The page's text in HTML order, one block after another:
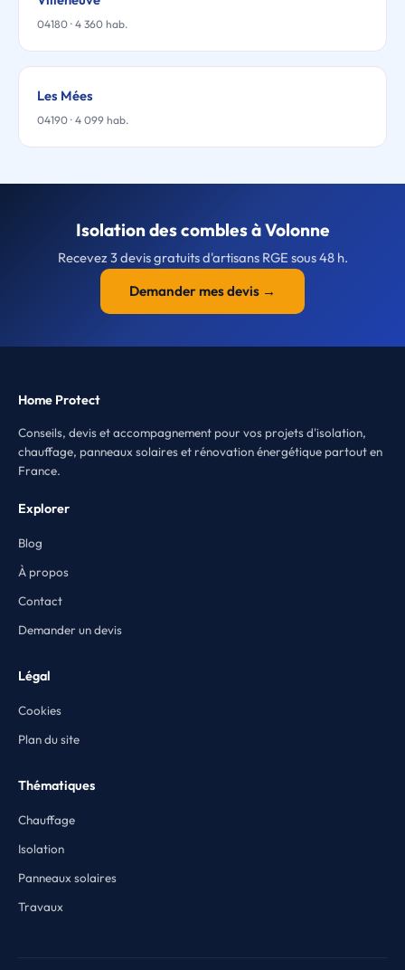
04180 · 4 360 hab.
Les Mées
04190 · 4 099 hab.
Isolation des combles à Volonne
Recevez 3 devis gratuits d'artisans RGE sous 48 h.
Demander mes devis →
Home Protect
Conseils, devis et accompagnement pour vos projets d'isolation,
chauffage, panneaux solaires et rénovation énergétique partout en
France.
Explorer
Blog
À propos
Contact
Demander un devis
Légal
Cookies
Plan du site
Thématiques
Chauffage
Isolation
Panneaux solaires
Travaux